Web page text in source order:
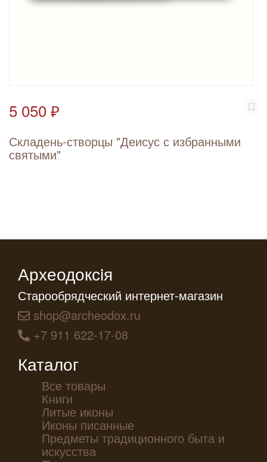
5 050 ₽
Складень-створцы "Деисус с избранными
святыми"
Археодоксiя
Старообрядческий интернет-магазин
shop@archeodox.ru
+7 911 622-17-08
Каталог
Все товары
Книги
Литые иконы
Иконы писанные
Предметы традиционного быта и
искусства